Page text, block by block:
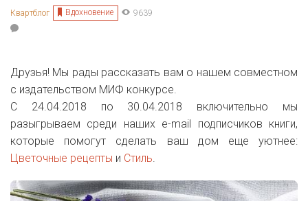
Квартблог Вдохновение 9639
Друзья! Мы рады рассказать вам о нашем совместном
с издательством МИФ конкурсе.
С 24.04.2018 по 30.04.2018 включительно мы
разыгрываем среди наших e-mail подписчиков книги,
которые помогут сделать ваш дом еще уютнее:
Цветочные рецепты и Стиль.